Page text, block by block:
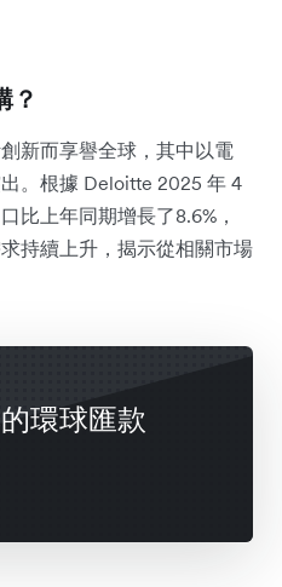
？
新而享譽全球，其中以電
。根據 Deloitte 2025 年 4
比上年同期增長了8.6%，
持續上升，揭示從相關市場
環球匯款